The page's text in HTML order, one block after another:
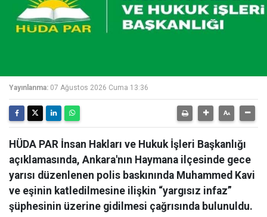
Yayınlanma: 07 Ağustos 2026 Cuma 13:36
HÜDA PAR İnsan Hakları ve Hukuk İşleri Başkanlığı
açıklamasında, Ankara'nın Haymana ilçesinde gece
yarısı düzenlenen polis baskınında Muhammed Kavi
ve eşinin katledilmesine ilişkin “yargısız infaz”
şüphesinin üzerine gidilmesi çağrısında bulunuldu.